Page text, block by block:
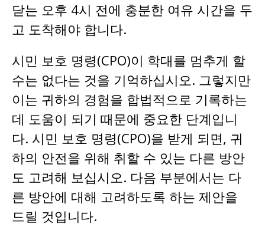
닫는 오후 4시 전에 충분한 여유 시간을 두
고 도착해야 합니다.
시민 보호 명령(CPO)이 학대를 멈추게 할
수는 없다는 것을 기억하십시오. 그렇지만
이는 귀하의 경험을 합법적으로 기록하는
데 도움이 되기 때문에 중요한 단계입니
다. 시민 보호 명령(CPO)을 받게 되면, 귀
하의 안전을 위해 취할 수 있는 다른 방안
도 고려해 보십시오. 다음 부분에서는 다
른 방안에 대해 고려하도록 하는 제안을
드릴 것입니다.